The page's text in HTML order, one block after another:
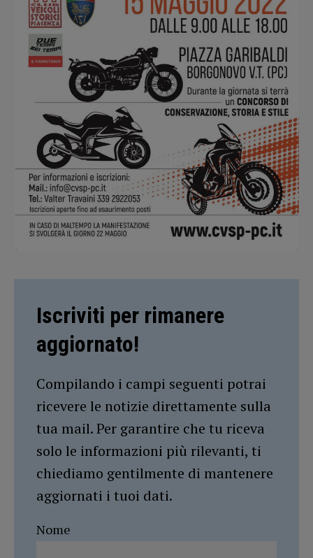
Iscriviti per rimanere
aggiornato!
Compilando i campi seguenti potrai
ricevere le notizie direttamente sulla
tua mail. Per garantire che tu riceva
solo le informazioni più rilevanti, ti
chiediamo gentilmente di mantenere
aggiornati i tuoi dati.
Nome